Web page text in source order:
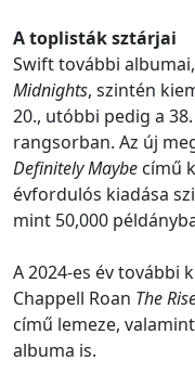
A toplisták sztárjai
Swift további
Midnights, szintén
20., utóbbi pedig a
rangsorban. Az új
Definitely Maybe című
évfordulós kiadása
mint 50,000
A 2024-es év további
Chappell Roan The
című lemeze,
albuma is.